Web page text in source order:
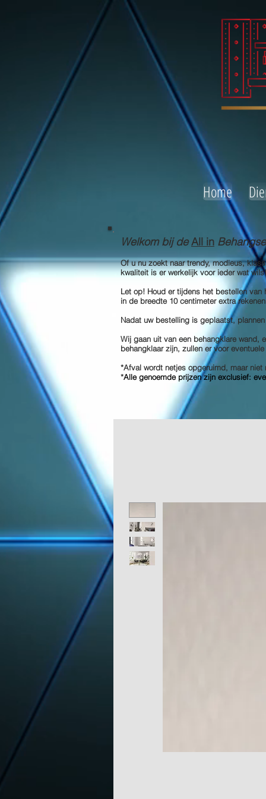
Home
Welkom bij deAll in
Of u nu zoekt naar trendy, modieus,
kwaliteit is er werkelijk voor ieder wat
Let op! Houd er tijdens het bestellen
in de breedte 10 centimeter extra
Nadat uw bestelling is geplaatst,
Wij gaan uit van een behangklare wand,
behangklaar zijn, zullen er voor
*Afval wordt netjes opgeruimd, maar niet
*Alle genoemde prijzen zijn exclusief: